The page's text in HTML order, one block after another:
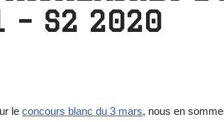
S2 2020
leconcours blanc du 3 mars, nous en